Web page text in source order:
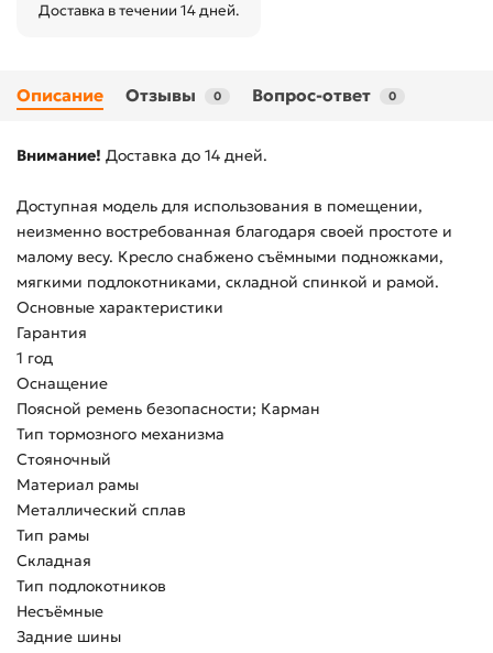
Доставка в течении 14 дней.
Описание Отзывы 0 Вопрос-ответ 0
Внимание! Доставка до 14 дней.
Доступная модель для использования в помещении,
неизменно востребованная благодаря своей простоте и
малому весу. Кресло снабжено съёмными подножками,
мягкими подлокотниками, складной спинкой и рамой.
Основные характеристики
Гарантия
1 год
Оснащение
Поясной ремень безопасности; Карман
Тип тормозного механизма
Стояночный
Материал рамы
Металлический сплав
Тип рамы
Складная
Тип подлокотников
Несъёмные
Задние шины